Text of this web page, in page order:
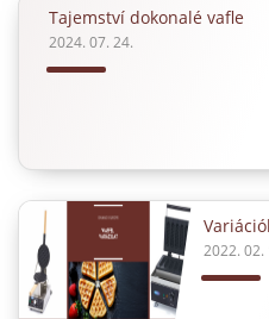
Tajemství dokonalé vafle
2024. 07. 24.
2022. 02.